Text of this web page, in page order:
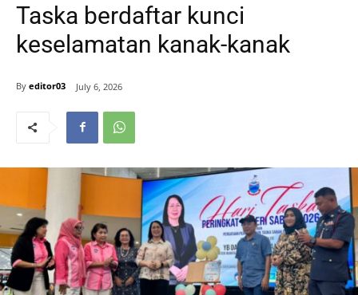
Taska berdaftar kunci
keselamatan kanak-kanak
By editor03 July 6, 2026